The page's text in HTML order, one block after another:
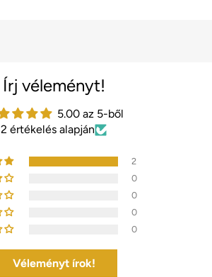
Írj véleményt!
5.00 az 5-ből
2 értékelés alapján
2
0
0
0
0
Véleményt írok!